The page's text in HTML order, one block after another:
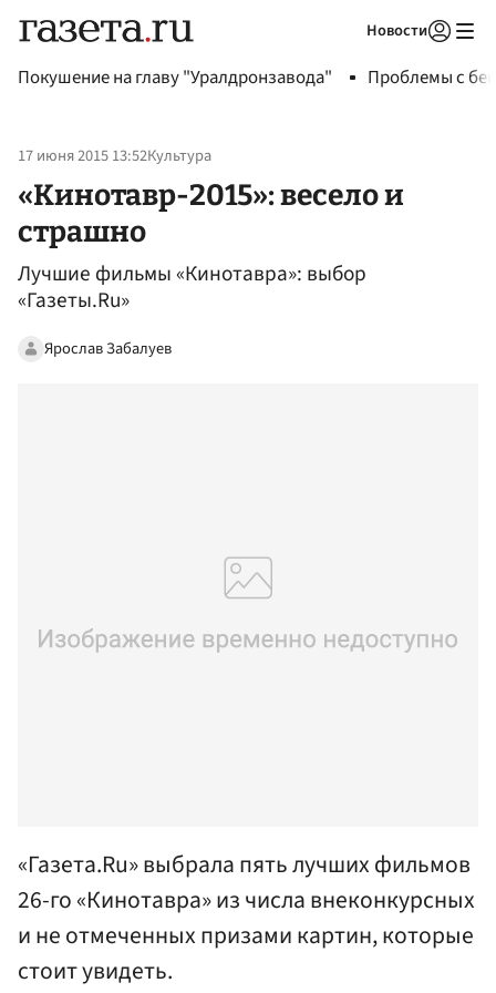
Новости
Покушение на главу "Уралдронзавода" Проблемы с
17 июня 2015 13:52Культура
«Кинотавр-2015»: весело и
страшно
Лучшие фильмы «Кинотавра»: выбор
«Газеты.Ru»
Ярослав Забалуев
«Газета.Ru» выбрала пять лучших фильмов
26-го «Кинотавра» из числа внеконкурсных
и не отмеченных призами картин, которые
стоит увидеть.